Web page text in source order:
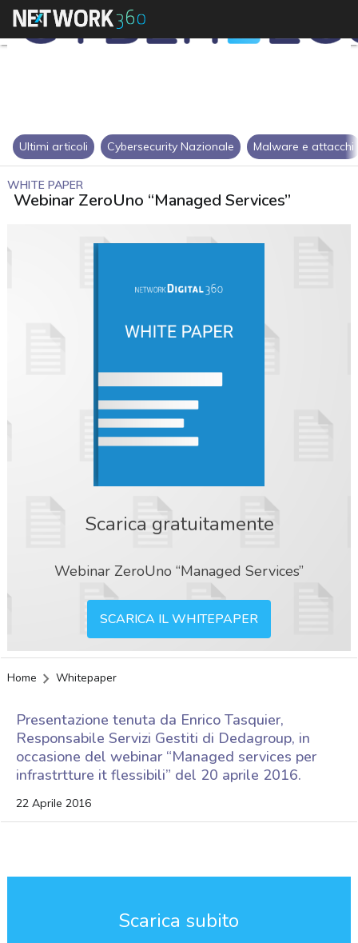
Ultimi articoli Cybersecurity Nazionale Malware e attacchi
WHITE PAPER
Webinar ZeroUno “Managed Services”
Scarica gratuitamente
Webinar ZeroUno “Managed Services”
SCARICA IL WHITEPAPER
Home Whitepaper
Presentazione tenuta da Enrico Tasquier,
Responsabile Servizi Gestiti di Dedagroup, in
occasione del webinar “Managed services per
infrastrtture it flessibili” del 20 aprile 2016.
22 Aprile 2016
Scarica subito